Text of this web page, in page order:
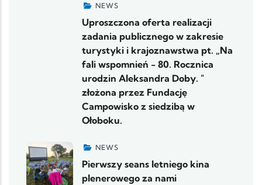
NEWS
Uproszczona oferta realizacji
zadania publicznego w zakresie
turystyki i krajoznawstwa pt. „Na
fali wspomnień - 80. Rocznica
urodzin Aleksandra Doby. "
złożona przez Fundację
Campowisko z siedzibą w
Ołoboku.
NEWS
Pierwszy seans letniego kina
plenerowego za nami